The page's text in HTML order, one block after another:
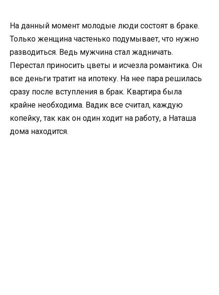
На данный момент молодые люди состоят в браке.
Только женщина частенько подумывает, что нужно
разводиться. Ведь мужчина стал жадничать.
Перестал приносить цветы и исчезла романтика. Он
все деньги тратит на ипотеку. На нее пара решилась
сразу после вступления в брак. Квартира была
крайне необходима. Вадик все считал, каждую
копейку, так как он один ходит на работу, а Наташа
дома находится.